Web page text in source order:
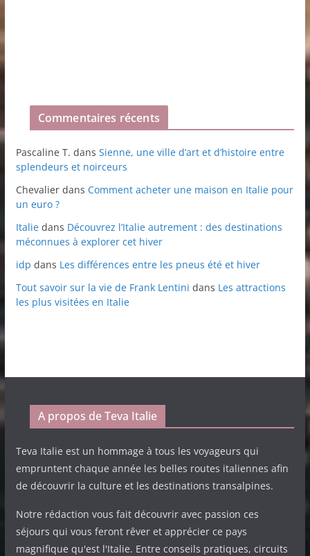
Commentaires récents
Pascaline T. dans Sienne, une ville d’art et d’histoire entre
splendeurs et noirceurs
Chevalierdans Comment acheter une maison en Italie pour
un euro ?
Italiedans Découvrez l’Italie autrement : des destinations
méconnues à explorer cet hiver
idp dans Les différences entre les pneus été et hiver
Tout savoir sur la vie de Frank Lentini dans Les attractions
les plus visitées en Italie
A propos de Teva Italie
Teva Italie est un hommage à tous les voyageurs qui
empruntent chaque année les belles routes italiennes afin
de découvrir la culture et les destinations transalpines.
Notre rédaction vous fait découvrir avec passion ces
séjours qui vous feront rêver et apprécier ce pays
magnifique qu'est l'Italie. Entre conseils pratiques, circuits